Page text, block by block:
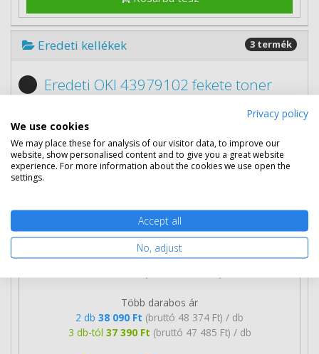
Eredeti kellékek 3 termék
Eredeti OKI 43979102 fekete toner
Több darabos ár
2 db 38 090 Ft (bruttó 48 374 Ft) / db
3 db-tól 37 390 Ft (bruttó 47 485 Ft) / db
Privacy policy
We use cookies
We may place these for analysis of our visitor data, to improve our
website, show personalised content and to give you a great website
experience. For more information about the cookies we use open the
settings.
Accept all
No, adjust